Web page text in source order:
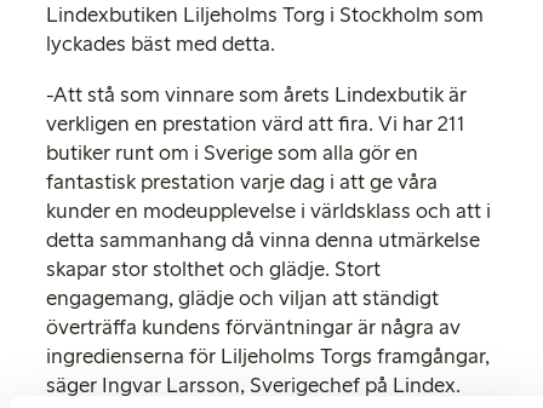
Lindexbutiken Liljeholms Torg i Stockholm som
lyckades bäst med detta.
-Att stå som vinnare som årets Lindexbutik är
verkligen en prestation värd att fira. Vi har 211
butiker runt om i Sverige som alla gör en
fantastisk prestation varje dag i att ge våra
kunder en modeupplevelse i världsklass och att i
detta sammanhang då vinna denna utmärkelse
skapar stor stolthet och glädje. Stort
engagemang, glädje och viljan att ständigt
överträffa kundens förväntningar är några av
ingredienserna för Liljeholms Torgs framgångar,
säger Ingvar Larsson, Sverigechef på Lindex.